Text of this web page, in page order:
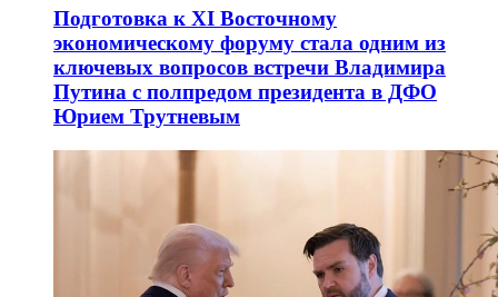
Подготовка к XI Восточному
экономическому форуму стала одним из
ключевых вопросов встречи Владимира
Путина с полпредом президента в ДФО
Юрием Трутневым